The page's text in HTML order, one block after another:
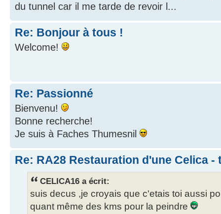
du tunnel car il me tarde de revoir l...
Re: Bonjour à tous !
Welcome!
Re: Passionné
Bienvenu!
Bonne recherche!
Je suis à Faches Thumesnil
Re: RA28 Restauration d'une Celica -
CELICA16 a écrit:
suis decus ,je croyais que c'etais toi aussi
quant même des kms pour la peindre